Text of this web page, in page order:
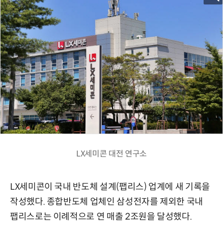
LX세미콘 대전 연구소
LX세미콘이 국내 반도체 설계(팹리스) 업계에 새 기록을
작성했다. 종합반도체 업체인 삼성전자를 제외한 국내
팹리스로는 이례적으로 연 매출 2조원을 달성했다.